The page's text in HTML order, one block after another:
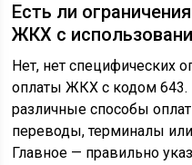
Есть ли
ЖКХ с
Нет, нет специфических
оплаты ЖКХ с кодом 643.
различные способы
переводы, терминалы
Главное — правильно